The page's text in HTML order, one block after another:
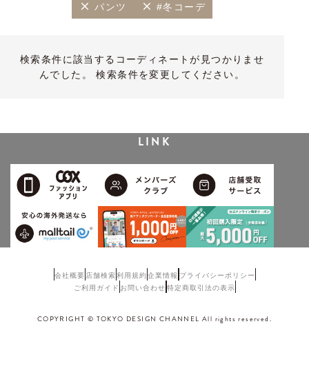
パンツ #冬コーデ
検索条件に該当するコーディネートが見つかりませ
んでした。 検索条件を変更してください。
LINK
会社概要 店舗検索利用規約企業情報 プライバシーポリシー
ご利用ガイド お問い合わせ 特定商取引法の表示
COPYRIGHT © TOKYO DESIGN CHANNEL All rights reserved.